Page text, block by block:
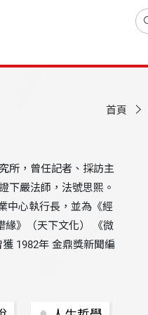
首頁
所，曾任記者、採訪主
下嚴法師，法號思熙。
中心執行長，並為《經
緣》（天下文化） 《微
1982年 金鼎獎新聞編